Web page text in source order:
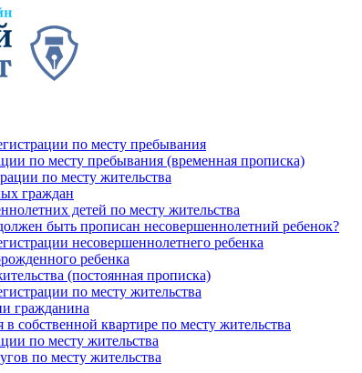
по месту пребывания
по месту пребывания (временная прописка)
по месту жительства
граждан
детей по месту жительства
быть прописан несовершеннолетний ребенок?
несовершеннолетнего ребенка
ребенка
(постоянная прописка)
по месту жительства
гражданина
в собственной квартире по месту жительства
по месту жительства
по месту жительства